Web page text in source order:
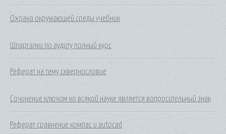
Охрана окружающей среды учебник
Шпаргалки по аудиту полный курс
Реферат на тему сквернословие
Сочинение ключом ко всякой науке является вопросительный знак
Реферат сравнение компас и autocad